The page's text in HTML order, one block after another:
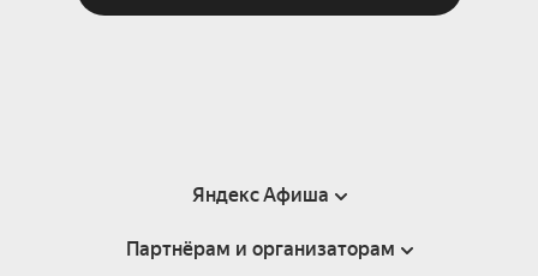
Яндекс Афиша
Справка
Партнёрам и организаторам